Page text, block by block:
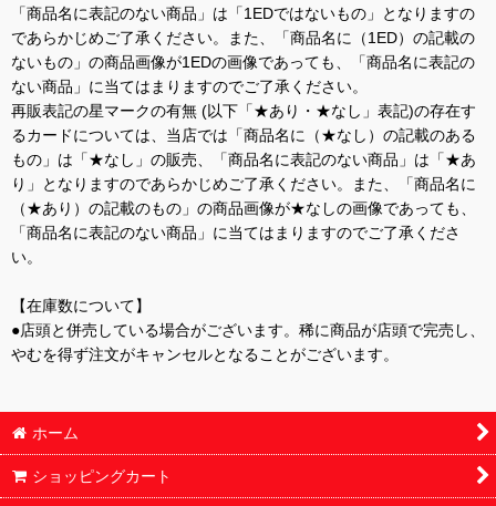
「商品名に表記のない商品」は「1EDではないもの」となりますの
であらかじめご了承ください。また、「商品名に（1ED）の記載の
ないもの」の商品画像が1EDの画像であっても、「商品名に表記の
ない商品」に当てはまりますのでご了承ください。
再販表記の星マークの有無 (以下「★あり・★なし」表記)の存在す
るカードについては、当店では「商品名に（★なし）の記載のある
もの」は「★なし」の販売、「商品名に表記のない商品」は「★あ
り」となりますのであらかじめご了承ください。また、「商品名に
（★あり）の記載のもの」の商品画像が★なしの画像であっても、
「商品名に表記のない商品」に当てはまりますのでご了承くださ
い。
【在庫数について】
●店頭と併売している場合がございます。稀に商品が店頭で完売し、
やむを得ず注文がキャンセルとなることがございます。
ホーム
ショッピングカート